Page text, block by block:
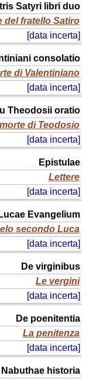
Satyri libri duo
del fratello Satiro
[data incerta]
consolatio
di Valentiniano
[data incerta]
Theodosii oratio
di Teodosio
[data incerta]
Epistulae
Lettere
[data incerta]
Evangelium
secondo Luca
[data incerta]
De virginibus
Le vergini
[data incerta]
De poenitentia
La penitenza
[data incerta]
Nabuthae historia